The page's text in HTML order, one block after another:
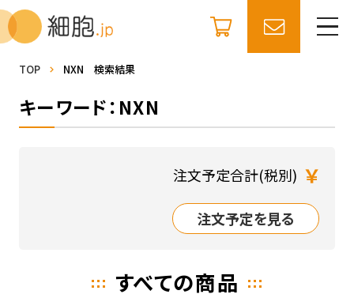
TOP NXN 検索結果
キーワード：NXN
注文予定合計(税別) ￥
注文予定を見る
すべての商品